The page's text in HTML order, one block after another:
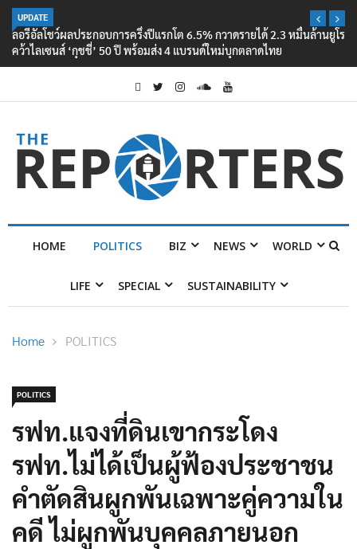
UPDATE
ลอรีอัลโชว์ผลประกอบการครึ่งปีแรกโต 6.5% กวาดรายได้ 2.3 หมื่นล้านยูโร
คว้าไลเซนส์ ‘กุชชี่’ 50 ปี พร้อมส่ง 4 แบรนด์ใหม่บุกตลาดไทย
HOME POLITICS BIZ NEWS WORLD
LIFE SPECIAL SUSTAINABILITY
Home POLITICS
POLITICS
รฟท.แจงที่ดินเขากระโดง
รฟท.ไม่ได้เป็นผู้ฟ้องประชาชน
คำตัดสินผูกพันเฉพาะคู่ความใน
คดี ไม่ผูกพันบุคคลภายนอก